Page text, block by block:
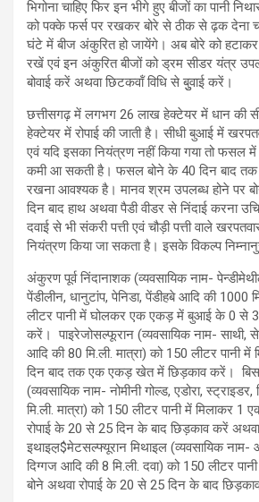
भिगोना चाहिए फिर इन भीगे हुए बीजों का पानी
को पक्के फर्स पर रखकर बोरे से ठीक से ढ़क देना
घंटे में बीज अंकुरित हो जायेंगे। अब बोरे को
रखें एवं इन अंकुरित बीजों को ड्रम सीडर यंत्र
बोवाई करें अथवा छिटकवॉं विधि से बुुवाई करें।
छत्तीसगढ़ में लगभग 26 लाख हेक्टेयर में धान की
हेक्टेयर में रोपाई की जाती है। सीधी बुआई में
एवं यदि इसका नियंत्रण नहीं किया गया तो फसल
कमी आ सकती है। फसल बोने के 40 दिन बाद
रखना आवश्यक है। मानव श्रम उपलब्ध होने पर
दिन बाद हाथ अथवा पैडी वीडर से निंदाई करना
दवाई से भी संकरी पत्ती एवं चौड़ी पत्ती वाले
नियंत्रण किया जा सकता है। इसके विकल्प
अंकुरण पूर्व निंदानाशक (व्यवसायिक नाम-
पेंडीलीन, धानुटांप, पेनिडा, पेंडीहबे आदि की 1000
लीटर पानी में घोलकर एक एकड़ में बुआई के 0 से 3
करें। पाइरेजोसल्फूरान (व्यवसायिक नाम- साथी,
आदि की 80 मि.ली. मात्रा) को 150 लीटर पानी
दिन बाद तक एक एकड़ खेत में छिड़काव करें।
(व्यवसायिक नाम- नोमीनी गोल्ड, एडोरा,
मि.ली. मात्रा) को 150 लीटर पानी में मिलाकर
रोपाई के 20 से 25 दिन के बाद छिड़काव करें अथवा
इथाइल़$मेटसल्फ्यूरान मिथाइल (व्यवसायिक नाम-
दिग्गज आदि की 8 मि.ली. दवा) को 150 लीटर
बोने अथवा रोपाई के 20 से 25 दिन के बाद